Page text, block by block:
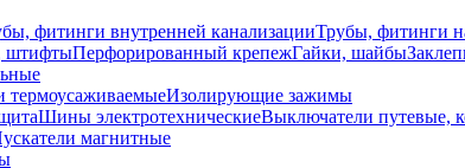
фитинги внутренней канализацииТрубы, фитинги
штифтыПерфорированный крепежГайки, шайбы
термоусаживаемыеИзолирующие зажимы
Шины электротехническиеВыключатели путевые,
магнитные